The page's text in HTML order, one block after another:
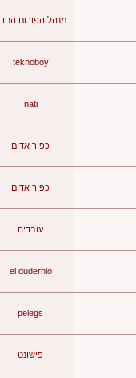
מנהל הפורום
teknoboy
nati
כפיר אדום
כפיר אדום
עובדיה
el dudernio
pelegs
פישונט